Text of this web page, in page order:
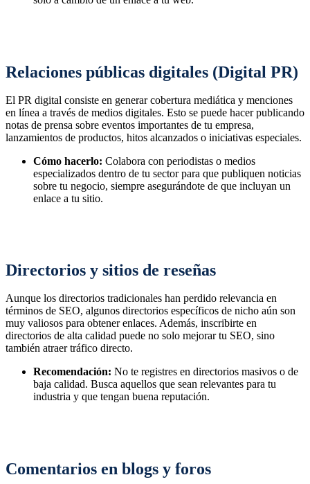
Relaciones públicas digitales (Digital PR)
El PR digital consiste en generar cobertura mediática y menciones
en línea a través de medios digitales. Esto se puede hacer publicando
notas de prensa sobre eventos importantes de tu empresa,
lanzamientos de productos, hitos alcanzados o iniciativas especiales.
Cómo hacerlo: Colabora con periodistas o medios
especializados dentro de tu sector para que publiquen noticias
sobre tu negocio, siempre asegurándote de que incluyan un
enlace a tu sitio.
Directorios y sitios de reseñas
Aunque los directorios tradicionales han perdido relevancia en
términos de SEO, algunos directorios específicos de nicho aún son
muy valiosos para obtener enlaces. Además, inscribirte en
directorios de alta calidad puede no solo mejorar tu SEO, sino
también atraer tráfico directo.
Recomendación: No te registres en directorios masivos o de
baja calidad. Busca aquellos que sean relevantes para tu
industria y que tengan buena reputación.
Comentarios en blogs y foros